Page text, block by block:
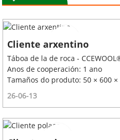
Cliente arxentino
Táboa de la de roca -
Anos de cooperación: 1 ano
Tamaños do produto: 50 × 600 ×
26-06-13